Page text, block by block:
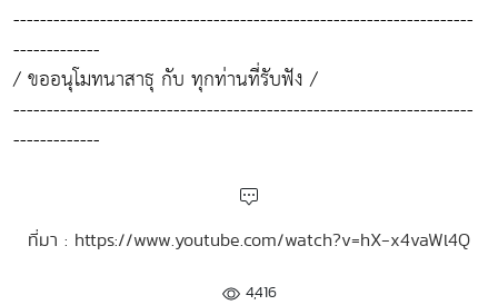
---------------------------------------------------------------------
-------------
/ ขออนุโมทนาสาธุ กับ ทุกท่านที่รับฟัง /
---------------------------------------------------------------------
-------------
ที่มา : https://www.youtube.com/watch?v=hX-x4vaWl4Q
4,416